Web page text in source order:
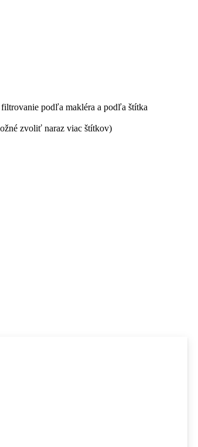
podľa makléra a podľa štítka
zvoliť naraz viac štítkov)